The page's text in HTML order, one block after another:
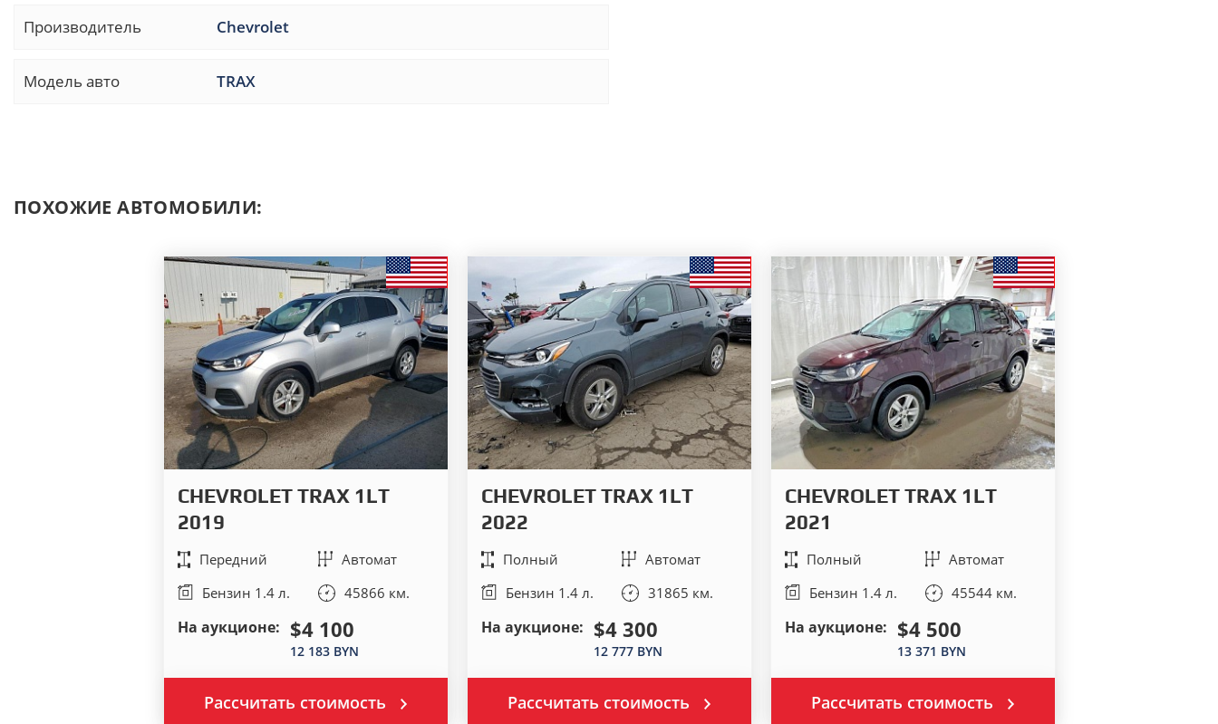
Производитель Chevrolet
Модель авто TRAX
ПОХОЖИЕ АВТОМОБИЛИ:
CHEVROLET TRAX 1LT
2019
Передний
Автомат
Бензин 1.4 л.
45866 км.
На аукционе: $4 100
12 183 BYN
Рассчитать стоимость
CHEVROLET TRAX 1LT
2022
Полный
Автомат
Бензин 1.4 л.
31865 км.
На аукционе: $4 300
12 777 BYN
Рассчитать стоимость
CHEVROLET TRAX 1LT
2021
Полный
Автомат
Бензин 1.4 л.
45544 км.
На аукционе: $4 500
13 371 BYN
Рассчитать стоимость